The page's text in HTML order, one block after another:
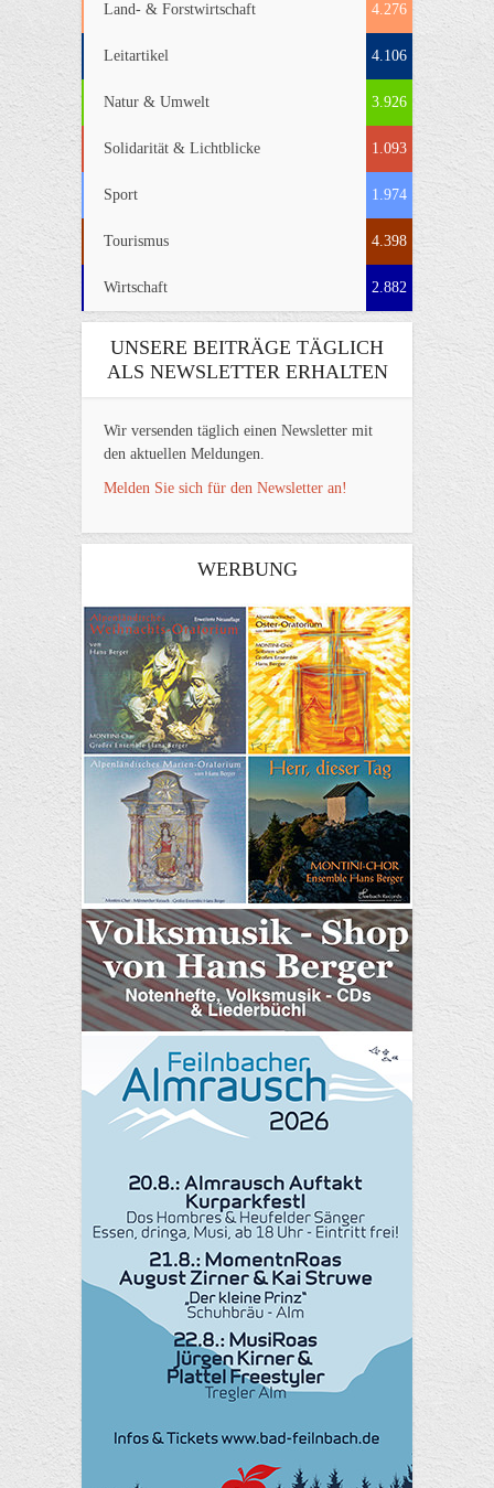
Land- & Forstwirtschaft 4.276
Leitartikel 4.106
Natur & Umwelt 3.926
Solidarität & Lichtblicke 1.093
Sport 1.974
Tourismus 4.398
Wirtschaft 2.882
UNSERE BEITRÄGE TÄGLICH
ALS NEWSLETTER ERHALTEN
Wir versenden täglich einen Newsletter mit
den aktuellen Meldungen.
Melden Sie sich für den Newsletter an!
WERBUNG